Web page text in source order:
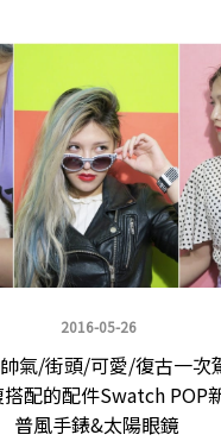
2016-05-26
帥氣/街頭/可愛/復古一次
配的配件Swatch POP
普風手錶&太陽眼鏡